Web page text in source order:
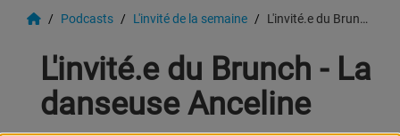
Podcasts L'invité de la semaine L'invité.e du Brunch - La danseuse Anceline
L'invité.e du Brunch - La
danseuse Anceline